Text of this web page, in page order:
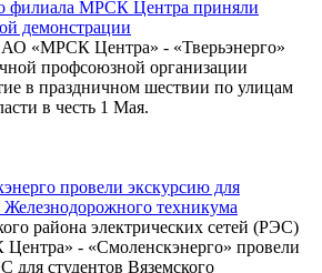
филиала МРСК Центра приняли
демонстрации
«МРСК Центра» - «Тверьэнерго»
профсоюзной организации
в праздничном шествии по улицам
в честь 1 Мая.
провели экскурсию для
Железнодорожного техникума
района электрических сетей (РЭС)
- «Смоленскэнерго» провели
для студентов Вяземского